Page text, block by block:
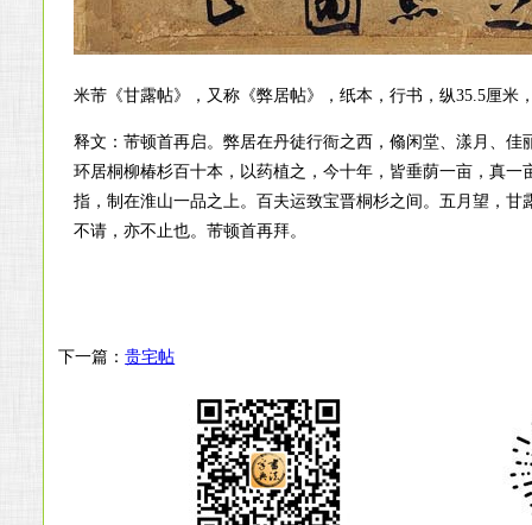
米芾《甘露帖》，又称《弊居帖》，纸本，行书，纵35.5厘米
释文：芾顿首再启。弊居在丹徒行衙之西，翛闲堂、漾月、
环居桐柳椿杉百十本，以药植之，今十年，皆垂荫一亩，真
指，制在淮山一品之上。百夫运致宝晋桐杉之间。五月望，
不请，亦不止也。芾顿首再拜。
下一篇：贵宅帖